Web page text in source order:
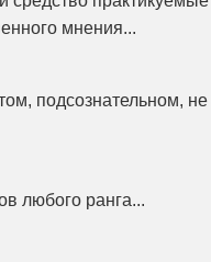
мнения...
подсознательном, не
любого ранга...